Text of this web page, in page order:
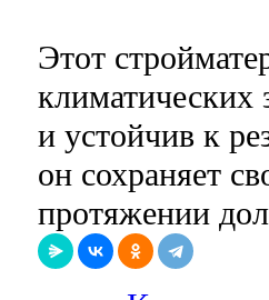
Этот
климатических
и устойчив к
он сохраняет
протяжении